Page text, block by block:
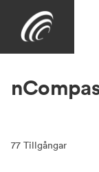
77 Tillgångar